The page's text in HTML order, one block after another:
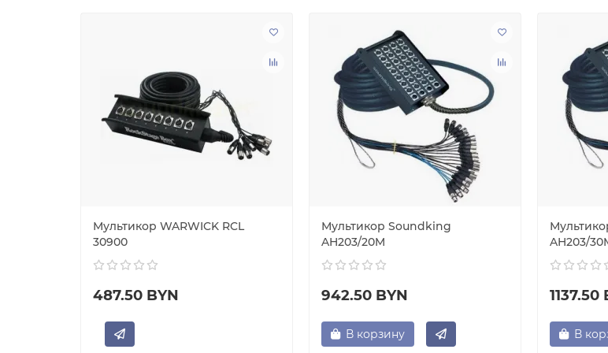
Мультикор WARWICK RCL
30900
487.50 BYN
Мультикор Soundking
AH203/20M
942.50 BYN
В корзину
AH203/
1137.50
В